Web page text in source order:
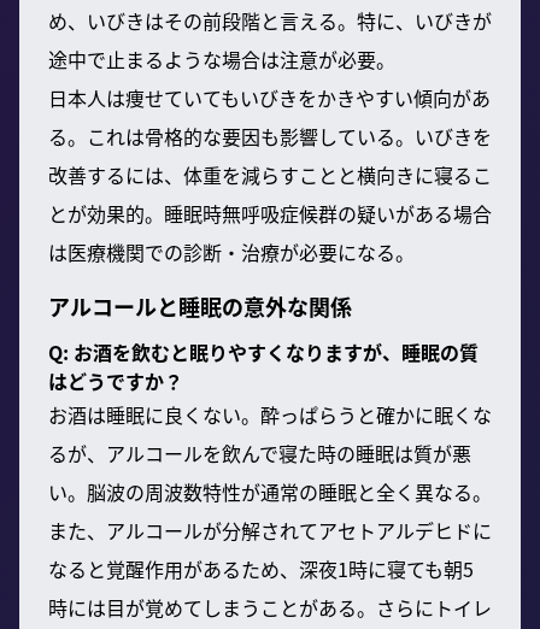
め、いびきはその前段階と言える。特に、いびきが
途中で止まるような場合は注意が必要。
日本人は痩せていてもいびきをかきやすい傾向があ
る。これは骨格的な要因も影響している。いびきを
改善するには、体重を減らすことと横向きに寝るこ
とが効果的。睡眠時無呼吸症候群の疑いがある場合
は医療機関での診断・治療が必要になる。
アルコールと睡眠の意外な関係
Q: お酒を飲むと眠りやすくなりますが、睡眠の質
はどうですか？
お酒は睡眠に良くない。酔っぱらうと確かに眠くな
るが、アルコールを飲んで寝た時の睡眠は質が悪
い。脳波の周波数特性が通常の睡眠と全く異なる。
また、アルコールが分解されてアセトアルデヒドに
なると覚醒作用があるため、深夜1時に寝ても朝5
時には目が覚めてしまうことがある。さらにトイレ